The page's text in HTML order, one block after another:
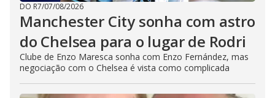
DO R7/07/08/2026
Manchester City sonha com astro
do Chelsea para o lugar de Rodri
Clube de Enzo Maresca sonha com Enzo Fernández, mas
negociação com o Chelsea é vista como complicada